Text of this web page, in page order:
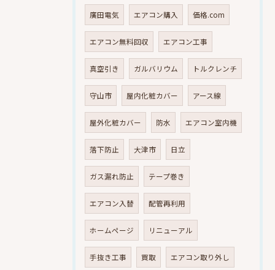
廣田電気 エアコン購入 価格.com
エアコン無料回収 エアコン工事
真空引き ガルバリウム トルクレンチ
守山市 屋内化粧カバー アース線
屋外化粧カバー 防水 エアコン室内機
落下防止 大津市 日立
ガス漏れ防止 テープ巻き
エアコン入替 配管再利用
ホームページ リニューアル
手抜き工事 買取 エアコン取り外し